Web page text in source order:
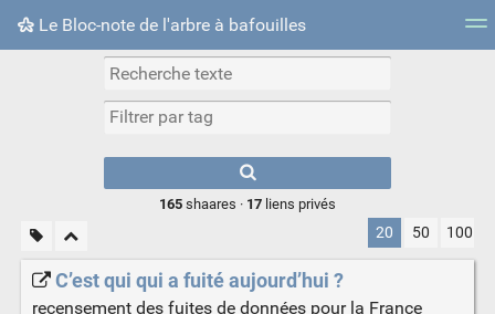
Le Bloc-note de l'arbre à bafouilles
Nuage de tags Mur d'images
results.
165shaares · 17liens privés
20 50 100
C’est qui qui a fuité aujourd’hui ?
recensement des fuites de données pour la France